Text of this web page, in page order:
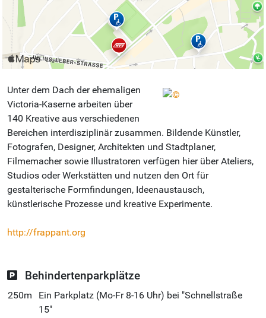
Unter dem Dach der ehemaligen
Victoria-Kaserne arbeiten über
140 Kreative aus verschiedenen
Bereichen interdisziplinär zusammen. Bildende Künstler,
Fotografen, Designer, Architekten und Stadtplaner,
Filmemacher sowie Illustratoren verfügen hier über Ateliers,
Studios oder Werkstätten und nutzen den Ort für
gestalterische Formfindungen, Ideenaustausch,
künstlerische Prozesse und kreative Experimente.
http://frappant.org
Behindertenparkplätze
250m
Ein Parkplatz (Mo-Fr 8-16 Uhr) bei "Schnellstraße
15"